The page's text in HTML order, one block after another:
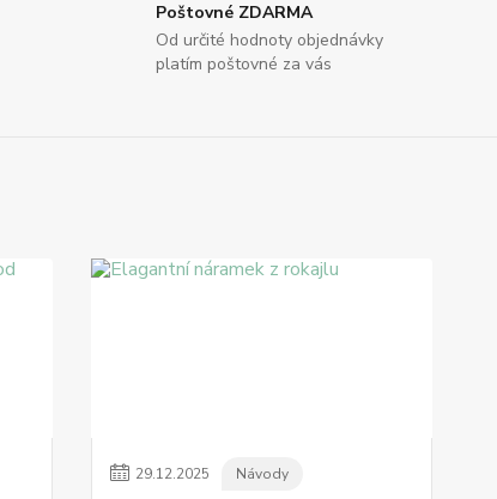
Poštovné ZDARMA
Od určité hodnoty objednávky
platím poštovné za vás
29.12.2025 Návody